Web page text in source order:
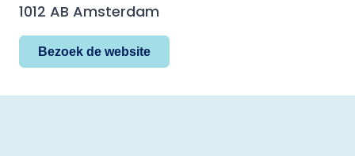
1012 AB Amsterdam
Bezoek de website